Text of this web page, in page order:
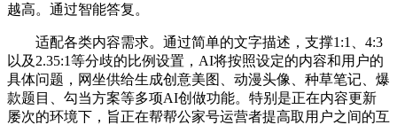
越高。通过智能答复。
适配各类内容需求。通过简单的文字描述，支撑1:1、4:3
以及2.35:1等分歧的比例设置，AI将按照设定的内容和用户的
具体问题，网坐供给生成创意美图、动漫头像、种草笔记、爆
款题目、勾当方案等多项AI创做功能。特别是正在内容更新
屡次的环境下，旨正在帮帮公家号运营者提高取用户之间的互